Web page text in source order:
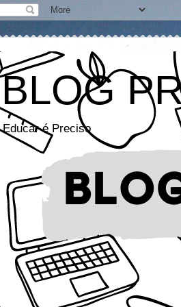
BLOG
Educar é Preciso